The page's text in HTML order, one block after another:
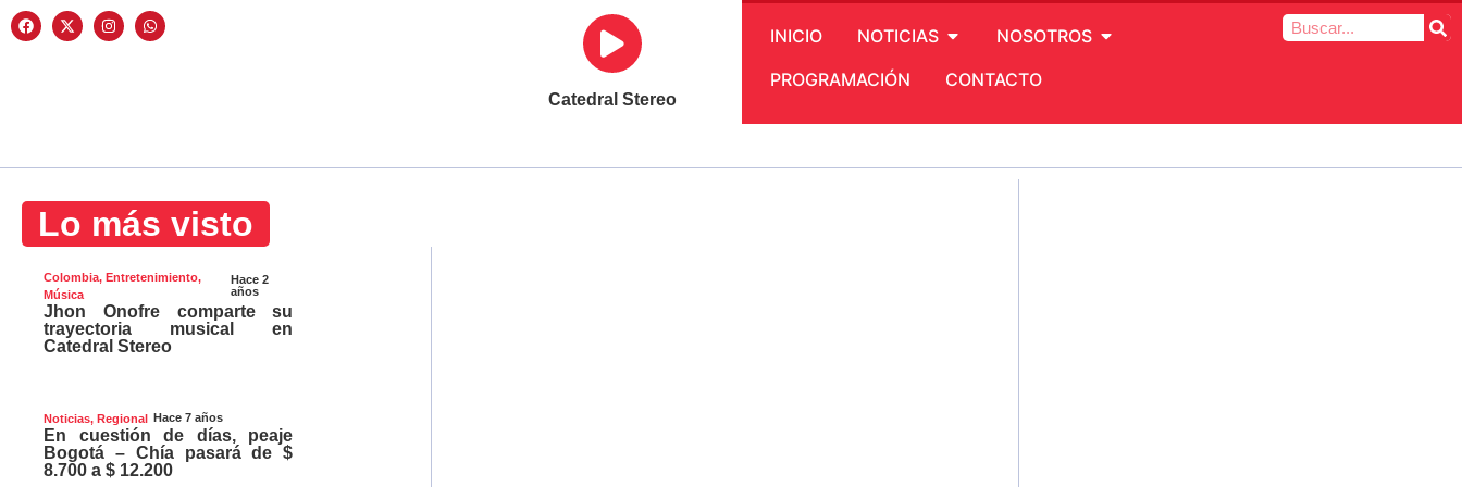
Catedral Stereo
INICIO NOTICIAS
NOSOTROS
PROGRAMACIÓN
CONTACTO
Lo más visto
Colombia, Entretenimiento,
Música
Hace 2
años
Jhon Onofre comparte su
trayectoria musical en
Catedral Stereo
Noticias, Regional Hace 7 años
En cuestión de días, peaje
Bogotá – Chía pasará de $
8.700 a $ 12.200